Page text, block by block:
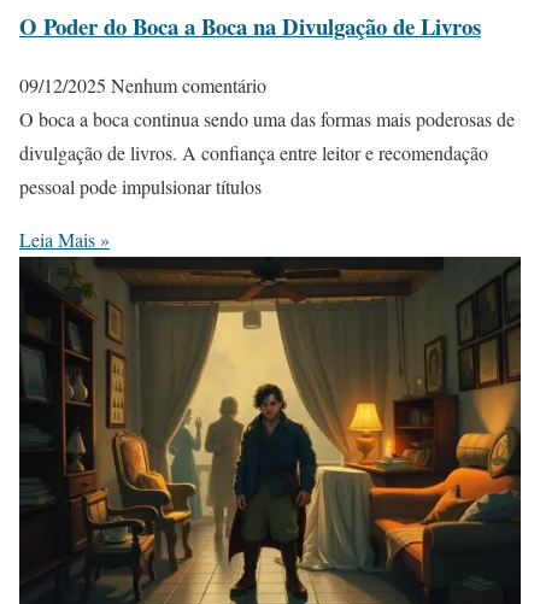
O Poder do Boca a Boca na Divulgação de Livros
09/12/2025 Nenhum comentário
O boca a boca continua sendo uma das formas mais poderosas de
divulgação de livros. A confiança entre leitor e recomendação
pessoal pode impulsionar títulos
Leia Mais »